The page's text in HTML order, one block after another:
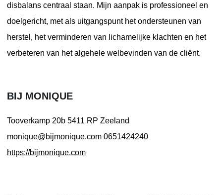
disbalans centraal staan. Mijn aanpak is professioneel en
doelgericht, met als uitgangspunt het ondersteunen van
herstel, het verminderen van lichamelijke klachten en het
verbeteren van het algehele welbevinden van de cliënt.
BIJ MONIQUE
Tooverkamp 20b 5411 RP Zeeland
monique@bijmonique.com 0651424240
https://bijmonique.com